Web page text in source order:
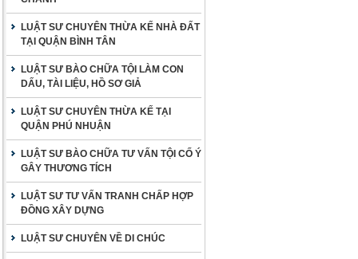
LUẬT SƯ CHUYÊN THỪA KẾ NHÀ ĐẤT
TẠI QUẬN BÌNH TÂN
LUẬT SƯ BÀO CHỮA TỘI LÀM CON
DẤU, TÀI LIỆU, HỒ SƠ GIẢ
LUẬT SƯ CHUYÊN THỪA KẾ TẠI
QUẬN PHÚ NHUẬN
LUẬT SƯ BÀO CHỮA TƯ VẤN TỘI CỐ Ý
GÂY THƯƠNG TÍCH
LUẬT SƯ TƯ VẤN TRANH CHẤP HỢP
ĐỒNG XÂY DỰNG
LUẬT SƯ CHUYÊN VỀ DI CHÚC